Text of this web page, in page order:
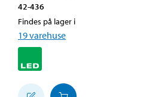
42-436
Findes på lager i
19varehuse